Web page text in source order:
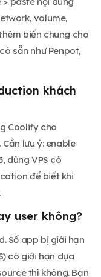
volume,
biến chung cho
sẵn như Penpot,
khách
Coolify cho
lưu ý: enable
dùng VPS có
để biết khi
user không?
Số app bị giới hạn
có giới hạn dựa
thì không. Bạn